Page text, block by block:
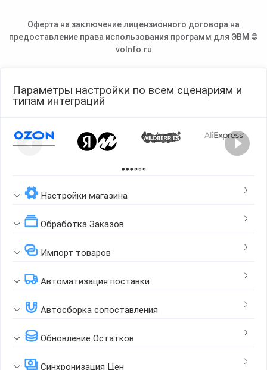
Оферта на заключение лицензионного договора на
предоставление права использования программ для ЭВМ ©
voInfo.ru
Параметры настройки по всем сценариям и
типам интеграций
Настройки магазина
Обработка Заказов
Импорт товаров
Автоматизация поставки
Автосборка сопоставления
Обновление Остатков
Синхронизация Цен